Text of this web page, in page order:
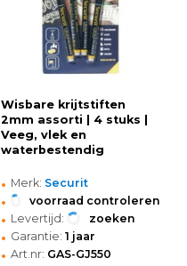
Wisbare krijtstiften
2mm assorti | 4 stuks |
Veeg, vlek en
waterbestendig
• Merk: Securit
• voorraad controleren
• Levertijd: zoeken
• Garantie: 1 jaar
• Art.nr: GAS-GJ550